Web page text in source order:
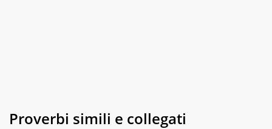
Proverbi simili e collegati